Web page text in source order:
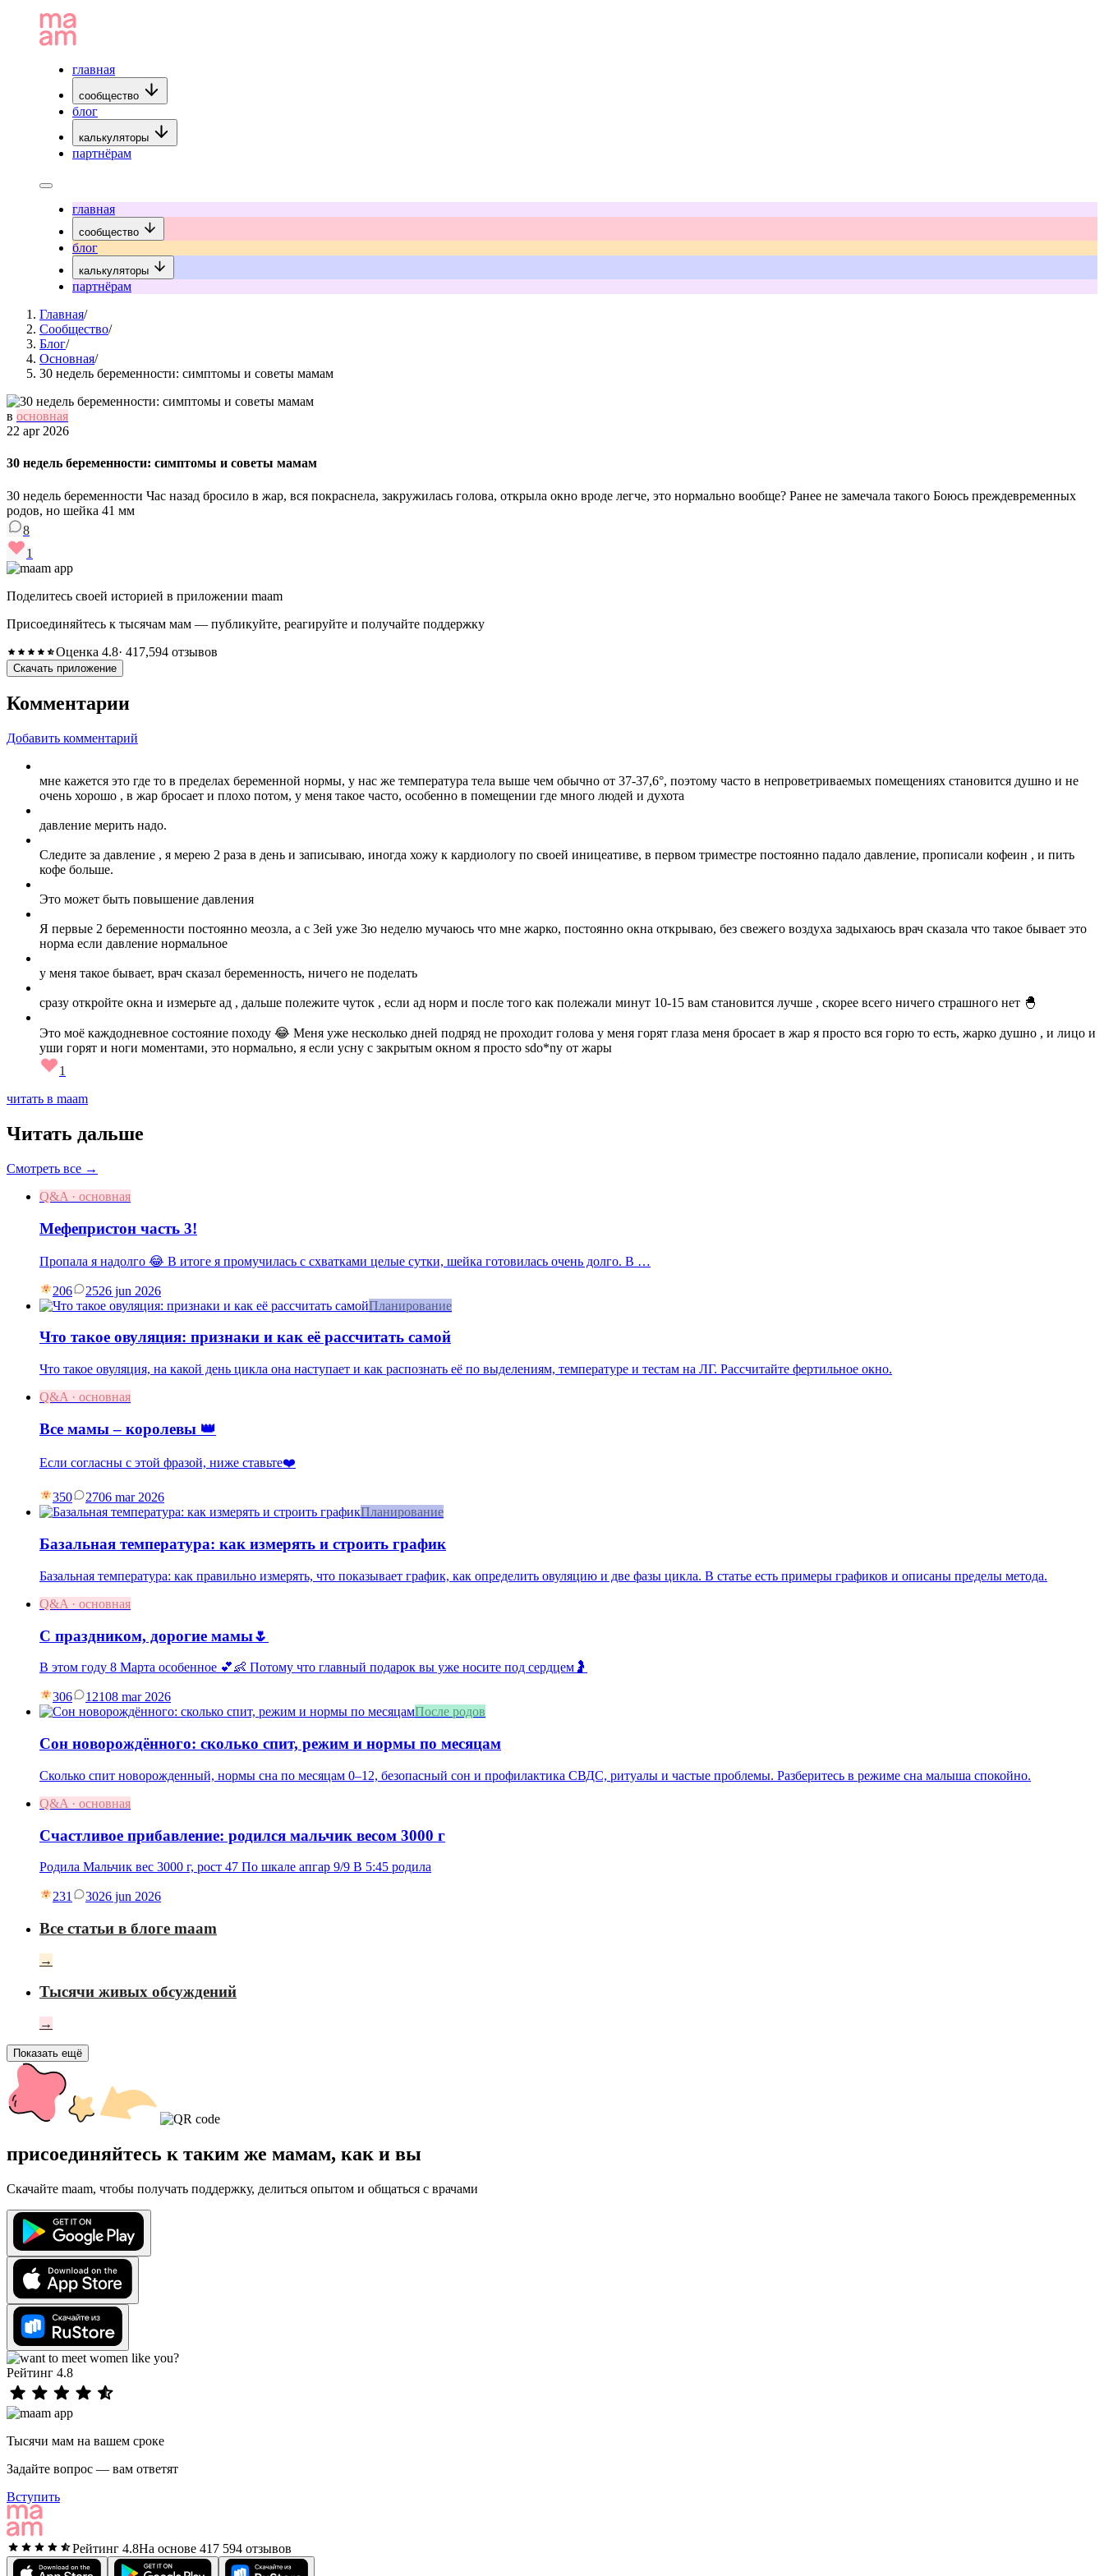
главная
сообщество
блог
калькуляторы
партнёрам
главная
сообщество
блог
калькуляторы
партнёрам
Главная/
Сообщество/
Блог/
Основная/
30 недель беременности: симптомы и советы мамам
в основная
22 apr 2026
30 недель беременности: симптомы и советы мамам
30 недель беременности Час назад бросило в жар, вся покраснела, закружилась голова, открыла окно вроде легче, это нормально вообще? Ранее не замечала такого Боюсь преждевременных
родов, но шейка 41 мм
8
1
Поделитесь своей историей в приложении maam
Присоединяйтесь к тысячам мам — публикуйте, реагируйте и получайте поддержку
Оценка 4.8· 417,594 отзывов
Скачать приложение
Комментарии
Добавить комментарий
мне кажется это где то в пределах беременной нормы, у нас же температура тела выше чем обычно от 37-37,6°, поэтому часто в непроветриваемых помещениях становится душно и не
очень хорошо , в жар бросает и плохо потом, у меня такое часто, особенно в помещении где много людей и духота
давление мерить надо.
Следите за давление , я мерею 2 раза в день и записываю, иногда хожу к кардиологу по своей иницеативе, в первом триместре постоянно падало давление, прописали кофеин , и пить
кофе больше.
Это может быть повышение давления
Я первые 2 беременности постоянно меозла, а с 3ей уже 3ю неделю мучаюсь что мне жарко, постоянно окна открываю, без свежего воздуха задыхаюсь врач сказала что такое бывает это
норма если давление нормальное
у меня такое бывает, врач сказал беременность, ничего не поделать
сразу откройте окна и измерьте ад , дальше полежите чуток , если ад норм и после того как полежали минут 10-15 вам становится лучше , скорее всего ничего страшного нет 🐣
Это моё каждодневное состояние походу 😂 Меня уже несколько дней подряд не проходит голова у меня горят глаза меня бросает в жар я просто вся горю то есть, жарко душно , и лицо и
уши горят и ноги моментами, это нормально, я если усну с закрытым окном я просто sdo*ny от жары
1
читать в maam
Читать дальше
Смотреть все →
Q&A · основная
Мефепристон часть 3!
Пропала я надолго 😂 В итоге я промучилась с схватками целые сутки, шейка готовилась очень долго. В …
206 2526 jun 2026
Планирование
Что такое овуляция: признаки и как её рассчитать самой
Что такое овуляция, на какой день цикла она наступает и как распознать её по выделениям, температуре и тестам на ЛГ. Рассчитайте фертильное окно.
Q&A · основная
Все мамы – королевы 👑
Если согласны с этой фразой, ниже ставьте❤️
350 2706 mar 2026
Планирование
Базальная температура: как измерять и строить график
Базальная температура: как правильно измерять, что показывает график, как определить овуляцию и две фазы цикла. В статье есть примеры графиков и описаны пределы метода.
Q&A · основная
С праздником, дорогие мамы🌷
В этом году 8 Марта особенное 💕👶 Потому что главный подарок вы уже носите под сердцем🤰
306 12108 mar 2026
После родов
Сон новорождённого: сколько спит, режим и нормы по месяцам
Сколько спит новорожденный, нормы сна по месяцам 0–12, безопасный сон и профилактика СВДС, ритуалы и частые проблемы. Разберитесь в режиме сна малыша спокойно.
Q&A · основная
Счастливое прибавление: родился мальчик весом 3000 г
Родила Мальчик вес 3000 г, рост 47 По шкале апгар 9/9 В 5:45 родила
231 3026 jun 2026
Все статьи в блоге maam
→
Тысячи живых обсуждений
→
Показать ещё
присоединяйтесь к таким же мамам, как и вы
Скачайте maam, чтобы получать поддержку, делиться опытом и общаться с врачами
Рейтинг 4.8
Тысячи мам на вашем сроке
Задайте вопрос — вам ответят
Вступить
Рейтинг 4.8На основе 417 594 отзывов